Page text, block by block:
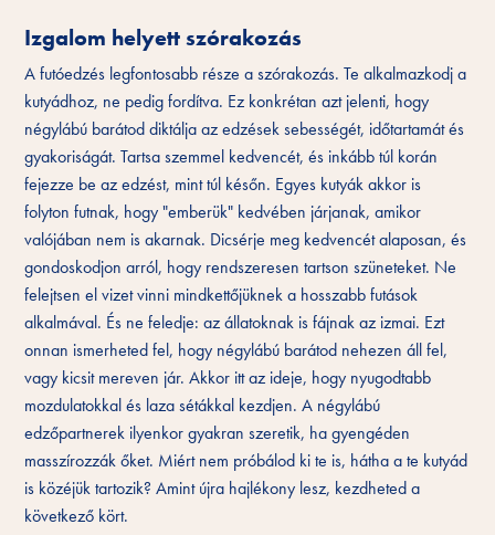
Izgalom helyett szórakozás
A futóedzés legfontosabb része a szórakozás. Te alkalmazkodj a
kutyádhoz, ne pedig fordítva. Ez konkrétan azt jelenti, hogy
négylábú barátod diktálja az edzések sebességét, időtartamát és
gyakoriságát. Tartsa szemmel kedvencét, és inkább túl korán
fejezze be az edzést, mint túl későn. Egyes kutyák akkor is
folyton futnak, hogy "emberük" kedvében járjanak, amikor
valójában nem is akarnak. Dicsérje meg kedvencét alaposan, és
gondoskodjon arról, hogy rendszeresen tartson szüneteket. Ne
felejtsen el vizet vinni mindkettőjüknek a hosszabb futások
alkalmával. És ne feledje: az állatoknak is fájnak az izmai. Ezt
onnan ismerheted fel, hogy négylábú barátod nehezen áll fel,
vagy kicsit mereven jár. Akkor itt az ideje, hogy nyugodtabb
mozdulatokkal és laza sétákkal kezdjen. A négylábú
edzőpartnerek ilyenkor gyakran szeretik, ha gyengéden
masszírozzák őket. Miért nem próbálod ki te is, hátha a te kutyád
is közéjük tartozik? Amint újra hajlékony lesz, kezdheted a
következő kört.